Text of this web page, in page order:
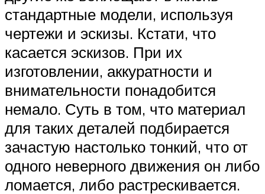
стандартные модели, используя
чертежи и эскизы. Кстати, что
касается эскизов. При их
изготовлении, аккуратности и
внимательности понадобится
немало. Суть в том, что материал
для таких деталей подбирается
зачастую настолько тонкий, что от
одного неверного движения он либо
ломается, либо растрескивается.